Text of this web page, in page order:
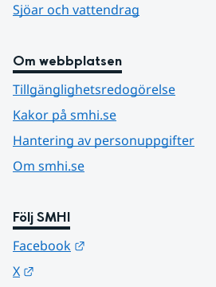
Sjöar och vattendrag
Om webbplatsen
Tillgänglighetsredogörelse
Kakor på smhi.se
Hantering av personuppgifter
Om smhi.se
Följ SMHI
Facebook
X